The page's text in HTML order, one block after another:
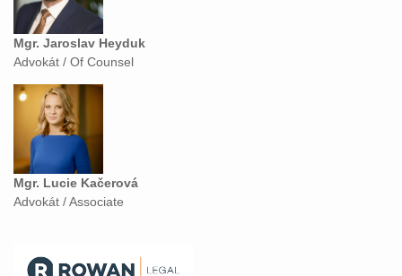
Mgr. Jaroslav Heyduk
Advokát / Of Counsel
Mgr. Lucie Kačerová
Advokát / Associate